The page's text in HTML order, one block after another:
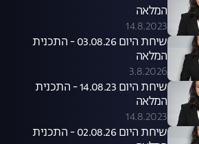
המלאה
14.8.2023
שיחת היום 03.08.26 - התכנית
המלאה
3.8.2026
שיחת היום 14.08.23 - התכנית
המלאה
14.8.2023
שיחת היום 02.08.26 - התכנית